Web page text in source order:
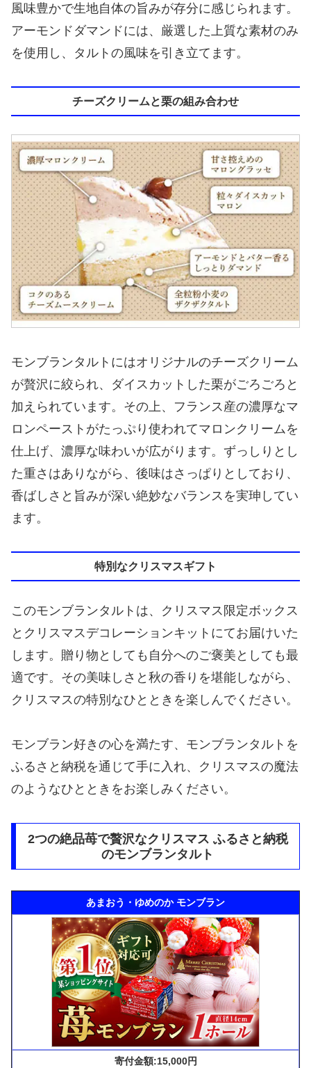
風味豊かで生地自体の旨みが存分に感じられます。
アーモンドダマンドには、厳選した上質な素材のみ
を使用し、タルトの風味を引き立てます。
チーズクリームと栗の組み合わせ
モンブランタルトにはオリジナルのチーズクリーム
が贅沢に絞られ、ダイスカットした栗がごろごろと
加えられています。その上、フランス産の濃厚なマ
ロンペーストがたっぷり使われてマロンクリームを
仕上げ、濃厚な味わいが広がります。ずっしりとし
た重さはありながら、後味はさっぱりとしており、
香ばしさと旨みが深い絶妙なバランスを実珅してい
ます。
特別なクリスマスギフト
このモンブランタルトは、クリスマス限定ボックス
とクリスマスデコレーションキットにてお届けいた
します。贈り物としても自分へのご褒美としても最
適です。その美味しさと秋の香りを堪能しながら、
クリスマスの特別なひとときを楽しんでください。
モンブラン好きの心を満たす、モンブランタルトを
ふるさと納税を通じて手に入れ、クリスマスの魔法
のようなひとときをお楽しみください。
2つの絶品苺で贅沢なクリスマス ふるさと納税
のモンブランタルト
あまおう・ゆめのか モンブラン
寄付金額:15,000円